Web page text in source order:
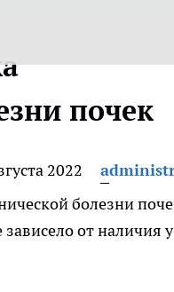
почек
2022
болезни
от наличия у